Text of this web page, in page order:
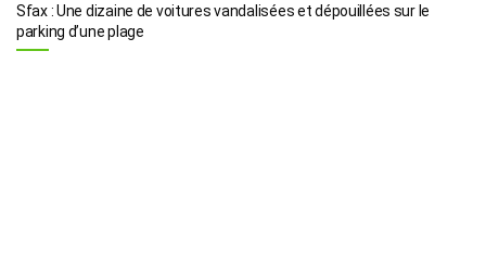
Sfax : Une dizaine de voitures vandalisées et dépouillées sur le
parking d’une plage